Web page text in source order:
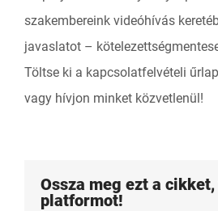
szakembereink videóhívás
javaslatot –
Töltse ki a kapcsolatfelvételi
vagy hívjon minket közvetlenül!
Ossza meg ezt a
platformot!